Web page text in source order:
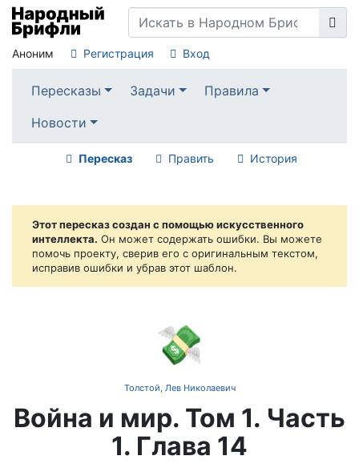
Аноним Регистрация Вход
Пересказы Задачи
Правила
Новости
Пересказ Править История
Этот пересказ создан с помощью искусственного
интеллекта. Он может содержать ошибки. Вы можете
помочь проекту, сверив его с оригинальным текстом,
исправив ошибки и убрав этот шаблон.
💸
Толстой, Лев Николаевич
Война и мир. Том 1. Часть
1. Глава 14